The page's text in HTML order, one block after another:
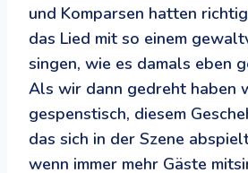
und Komparsen hatten
das Lied mit so einem
singen, wie es damals eben
Als wir dann gedreht haben
gespenstisch, diesem
das sich in der Szene
wenn immer mehr Gäste